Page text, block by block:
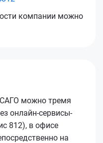
компании можно
можно тремя
онлайн-сервисы-
812), в офисе
на